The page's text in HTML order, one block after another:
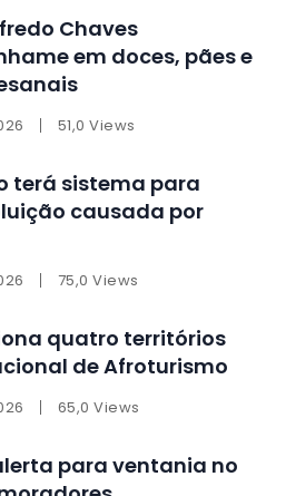
Chaves
em doces, pães e
51,0 Views
terá sistema para
causada por
75,0 Views
quatro territórios
de Afroturismo
65,0 Views
para ventania no